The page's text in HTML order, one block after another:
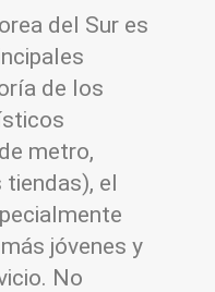
del Sur es
de los
metro,
tiendas), el
jóvenes y
No